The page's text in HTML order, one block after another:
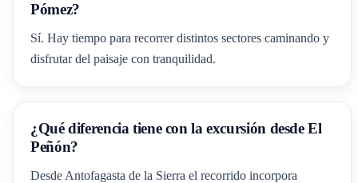
Pómez?
Sí. Hay tiempo para recorrer distintos sectores caminando y
disfrutar del paisaje con tranquilidad.
¿Qué diferencia tiene con la excursión desde El
Peñón?
Desde Antofagasta de la Sierra el recorrido incorpora